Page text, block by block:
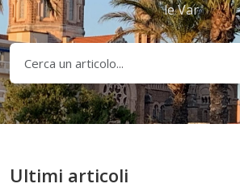
le Var
Ultimi articoli